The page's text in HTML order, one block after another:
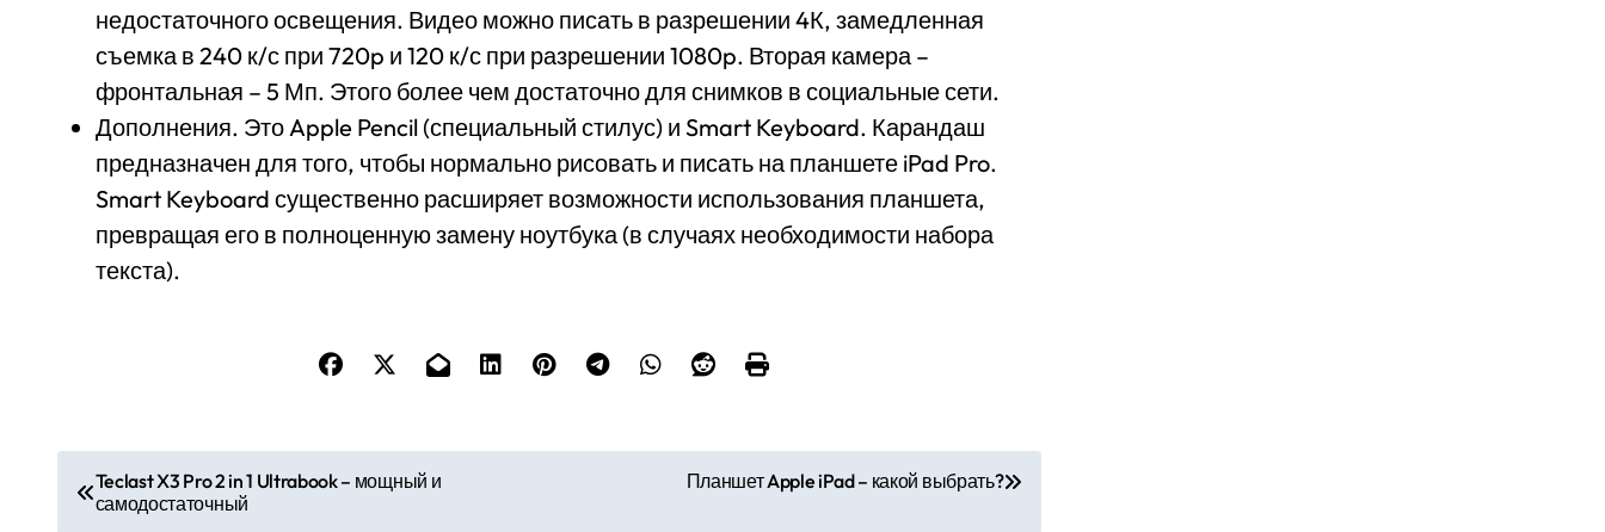
недостаточного освещения. Видео можно писать в разрешении 4К, замедленная
съемка в 240 к/с при 720p и 120 к/с при разрешении 1080p. Вторая камера –
фронтальная – 5 Мп. Этого более чем достаточно для снимков в социальные сети.
Дополнения. Это Apple Pencil (специальный стилус) и Smart Keyboard. Карандаш
предназначен для того, чтобы нормально рисовать и писать на планшете iPad Pro.
Smart Keyboard существенно расширяет возможности использования планшета,
превращая его в полноценную замену ноутбука (в случаях необходимости набора
текста).
а
Teclast X3 Pro 2 in 1 Ultrabook – мощный и
самодостаточный
Планшет Apple iPad – какой выбрать?